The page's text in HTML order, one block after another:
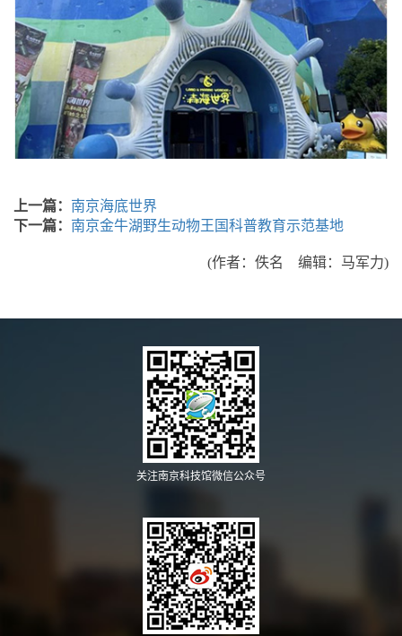
上一篇： 南京海底世界
下一篇： 南京金牛湖野生动物王国科普教育示范基地
(作者：佚名 编辑：马军力)
关注南京科技馆微信公众号